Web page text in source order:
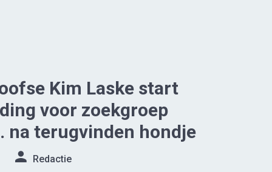
Kim Laske start
voor zoekgroep
na terugvinden hondje
Redactie